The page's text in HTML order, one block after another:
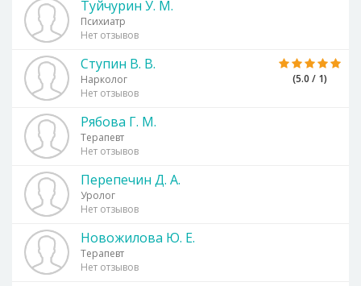
Туйчурин У. М.
Психиатр
Нет отзывов
(5.0 / 1)
Ступин В. В.
Нарколог
Нет отзывов
Рябова Г. М.
Терапевт
Нет отзывов
Перепечин Д. А.
Уролог
Нет отзывов
Новожилова Ю. Е.
Терапевт
Нет отзывов